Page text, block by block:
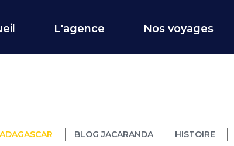
L'agence Nos voyages
BLOG JACARANDA HISTOIRE